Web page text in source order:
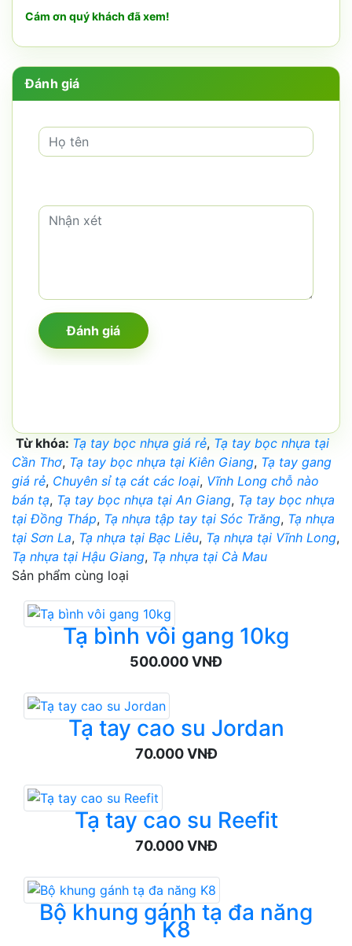
Cám ơn quý khách đã xem!
Đánh giá
Từ khóa: Tạ tay bọc nhựa giá rẻ, Tạ tay bọc nhựa tại
Cần Thơ, Tạ tay bọc nhựa tại Kiên Giang, Tạ tay gang
giá rẻ, Chuyên sỉ tạ cát các loại, Vĩnh Long chỗ nào
bán tạ, Tạ tay bọc nhựa tại An Giang, Tạ tay bọc nhựa
tại Đồng Tháp, Tạ nhựa tập tay tại Sóc Trăng, Tạ nhựa
tại Sơn La, Tạ nhựa tại Bạc Liêu, Tạ nhựa tại Vĩnh Long,
Tạ nhựa tại Hậu Giang, Tạ nhựa tại Cà Mau
Sản phẩm cùng loại
Tạ bình vôi gang 10kg
500.000 VNĐ
Tạ tay cao su Jordan
70.000 VNĐ
Tạ tay cao su Reefit
70.000 VNĐ
Bộ khung gánh tạ đa năng
K8